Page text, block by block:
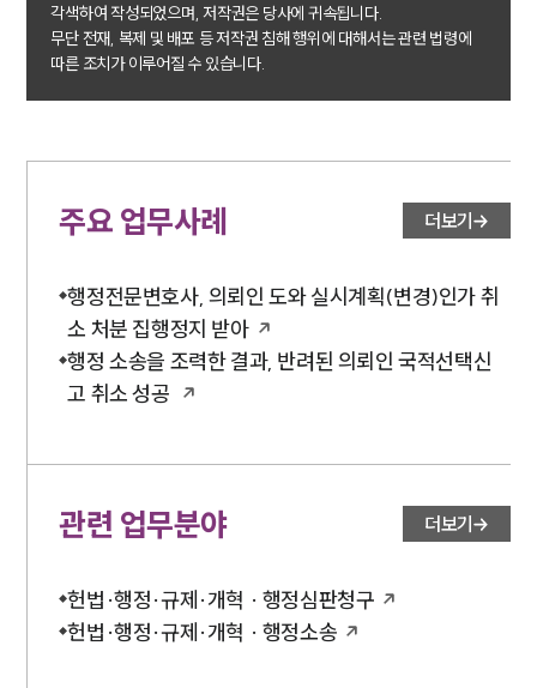
그룹소개
대륜의 강점
오시는 길
글로벌 파트너 로펌
업무사례
주요 업무사례
사례분석/최신동향
법률정보
법률지식인
업무분야
헌법·행정·규제·개혁그룹 업무
구성원 소개
각색하여 작성되었으며, 저작권은 당사에 귀속됩니다.
무단 전재, 복제 및 배포 등 저작권 침해 행위에 대해서는 관련 법령에
따른 조치가 이루어질 수 있습니다.
주요 업무사례 더보기
행정전문변호사, 의뢰인 도와 실시계획(변경)인가 취
소 처분 집행정지 받아
행정 소송을 조력한 결과, 반려된 의뢰인 국적선택신
고 취소 성공
관련 업무분야 더보기
헌법·행정·규제·개혁 · 행정심판청구
헌법·행정·규제·개혁 · 행정소송